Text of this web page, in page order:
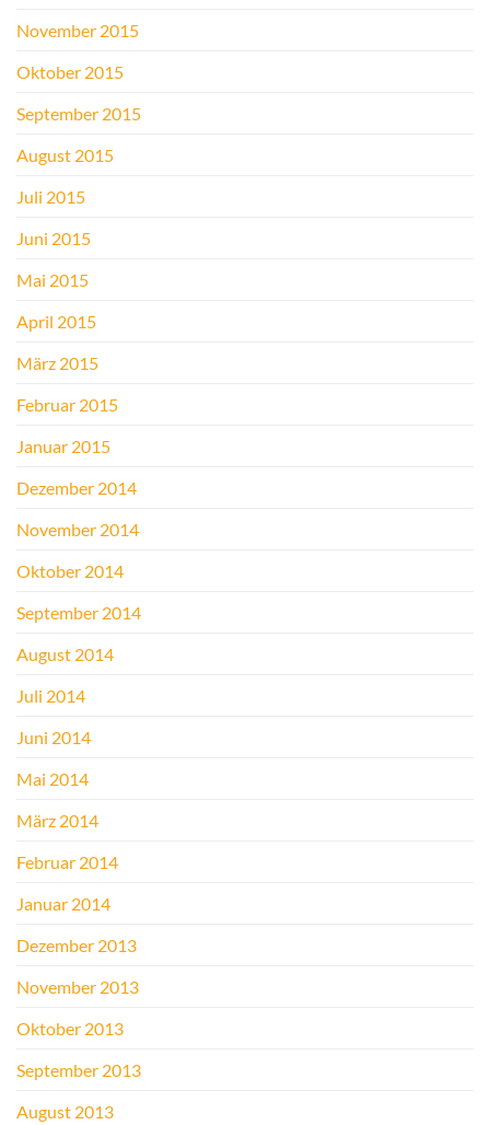
November 2015
Oktober 2015
September 2015
August 2015
Juli 2015
Juni 2015
Mai 2015
April 2015
März 2015
Februar 2015
Januar 2015
Dezember 2014
November 2014
Oktober 2014
September 2014
August 2014
Juli 2014
Juni 2014
Mai 2014
März 2014
Februar 2014
Januar 2014
Dezember 2013
November 2013
Oktober 2013
September 2013
August 2013